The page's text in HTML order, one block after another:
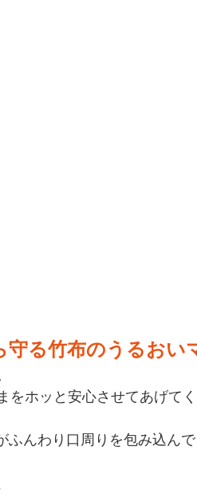
る竹布のうるおい
ホッと安心させてあげてく
んわり口周りを包み込んで